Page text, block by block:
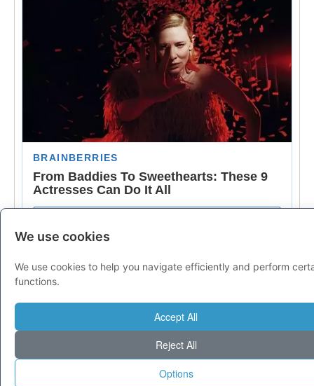
We use cookies
We use cookies to help you navigate efficiently and perform
functions.
Accept All
Reject All
Options